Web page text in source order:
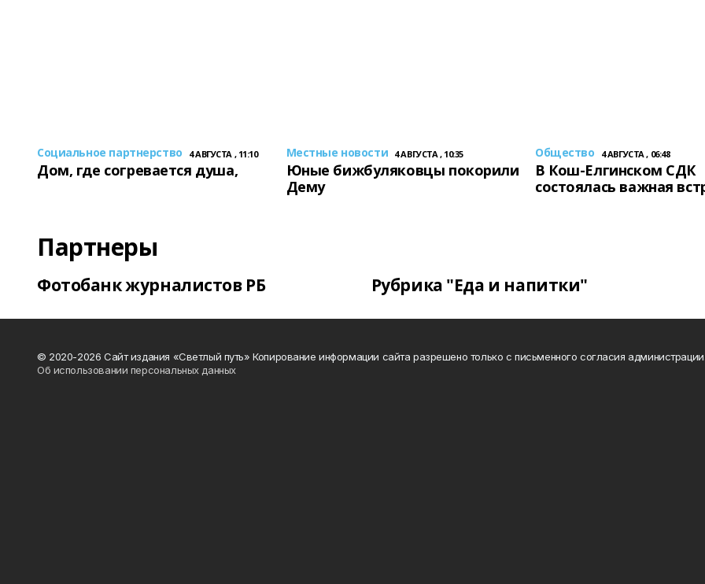
Социальное партнерство 4 АВГУСТА , 11:10
Дом, где согревается душа,
Местные новости 4 АВГУСТА , 10:35
Юные бижбуляковцы покорили
Дему
Общество 4 АВГУСТА , 06:48
В Кош-Елгинском СДК
состоялась важная
Партнеры
Фотобанк журналистов РБ Рубрика "Еда и напитки"
© 2020-2026 Сайт издания «Светлый путь» Копирование информации сайта разрешено только с письменного согласия
Об использовании персональных данных